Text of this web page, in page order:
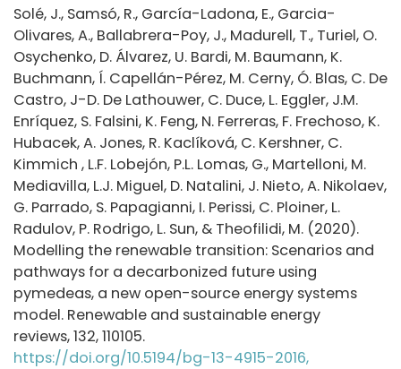
Solé, J., Samsó, R., García-Ladona, E., Garcia-
Olivares, A., Ballabrera-Poy, J., Madurell, T., Turiel, O.
Osychenko, D. Álvarez, U. Bardi, M. Baumann, K.
Buchmann, Í. Capellán-Pérez, M. Cerny, Ó. Blas, C. De
Castro, J-D. De Lathouwer, C. Duce, L. Eggler, J.M.
Enríquez, S. Falsini, K. Feng, N. Ferreras, F. Frechoso, K.
Hubacek, A. Jones, R. Kaclíková, C. Kershner, C.
Kimmich , L.F. Lobejón, P.L. Lomas, G., Martelloni, M.
Mediavilla, L.J. Miguel, D. Natalini, J. Nieto, A. Nikolaev,
G. Parrado, S. Papagianni, I. Perissi, C. Ploiner, L.
Radulov, P. Rodrigo, L. Sun, & Theofilidi, M. (2020).
Modelling the renewable transition: Scenarios and
pathways for a decarbonized future using
pymedeas, a new open-source energy systems
model. Renewable and sustainable energy
reviews, 132, 110105.
https://doi.org/10.5194/bg-13-4915-2016,